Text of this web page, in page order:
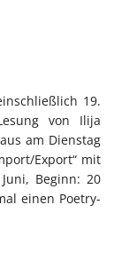
19.
von Ilija
am Dienstag
Export“ mit
Beginn: 20
einen Poetry-